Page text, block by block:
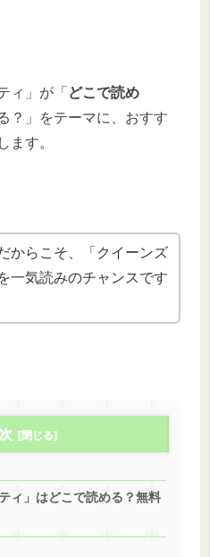
ィ」が「 どこで読め
？」をテーマに、おすす
ます。
からこそ、「クイーンズ
一気読みのチャンスです
ィ」はどこで読める？無料